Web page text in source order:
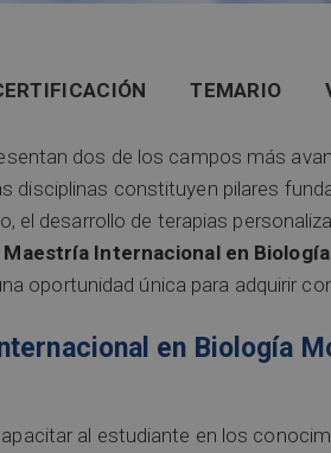
TEMARIO
dos de los campos más
disciplinas constituyen pilares
el desarrollo de terapias
Maestría Internacional en
oportunidad única para adquirir
en Biología
al estudiante en los